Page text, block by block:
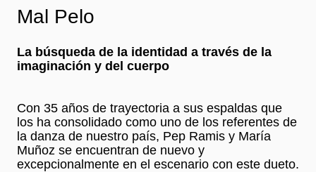
Mal Pelo
La búsqueda de la identidad a través de la
imaginación y del cuerpo
Con 35 años de trayectoria a sus espaldas que
los ha consolidado como uno de los referentes de
la danza de nuestro país, Pep Ramis y María
Muñoz se encuentran de nuevo y
excepcionalmente en el escenario con este dueto.